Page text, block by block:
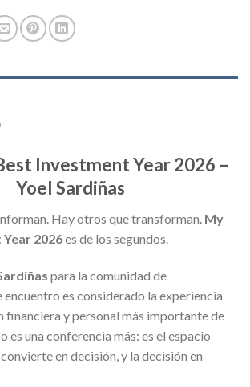
Investment Year 2026 –
Yoel Sardiñas
Hay otros que transforman. My
2026es de los segundos.
para la comunidad de
encuentro es considerado la experiencia
financiera y personal más importante de
es una conferencia más: es el espacio
en decisión, y la decisión en